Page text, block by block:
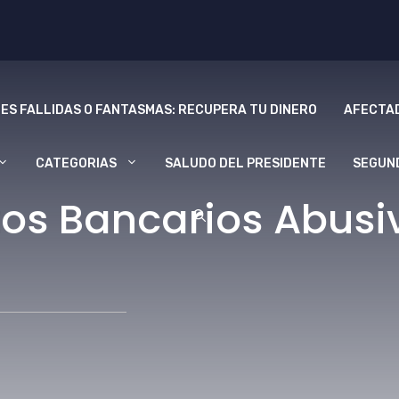
FALLIDAS O FANTASMAS: RECUPERA TU DINERO
CATEGORIAS SALUDO DEL PRESIDENTE
Bancarios